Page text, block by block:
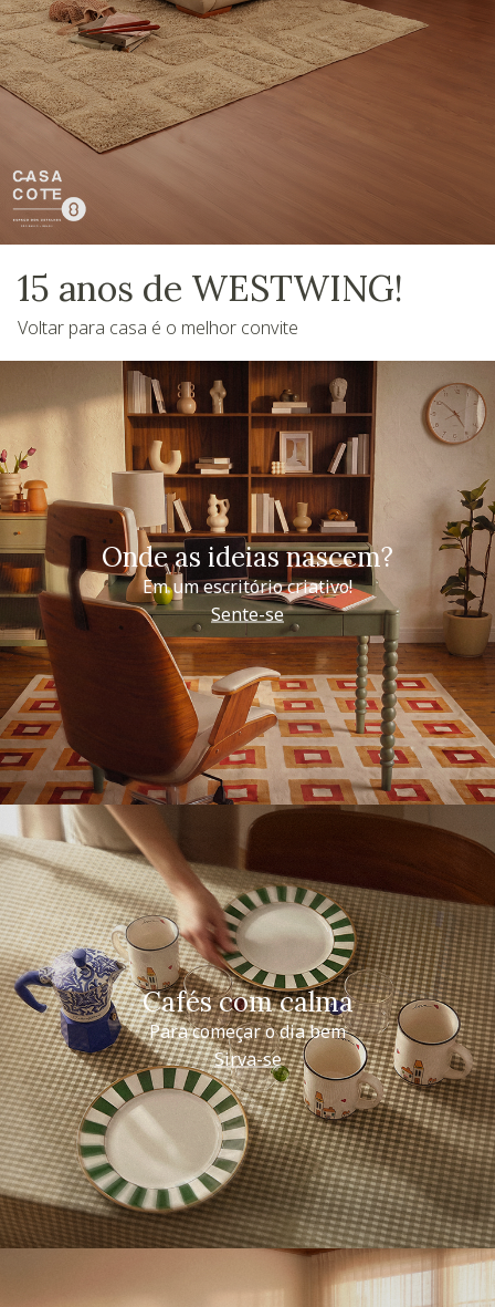
15 anos de WESTWING!
Voltar para casa é o melhor convite
Onde as ideias nascem?
Em um escritório criativo!
Sente-se
Cafés com calma
Para começar o dia bem
Sirva-se